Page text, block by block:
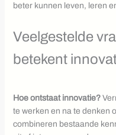
beter kunnen leven, leren
Veelgestelde
betekent
Hoe ontstaat innovatie?
te werken en na te denken
combineren bestaande